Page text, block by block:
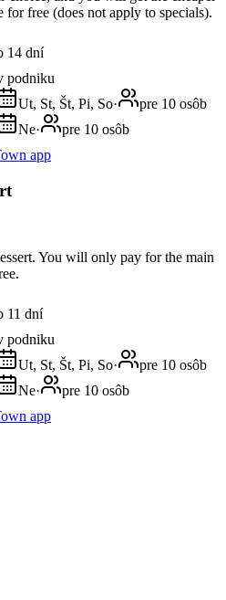
for free (does not apply to specials).
14 dní
podniku
Ut, St, Št, Pi, So·
pre 10 osôb
Ne·
pre 10 osôb
app
You will only pay for the main
11 dní
podniku
Ut, St, Št, Pi, So·
pre 10 osôb
Ne·
pre 10 osôb
app